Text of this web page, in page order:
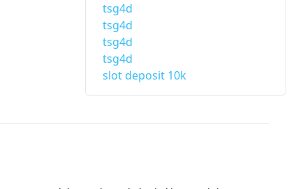
tsg4d
tsg4d
tsg4d
tsg4d
slot deposit 10k